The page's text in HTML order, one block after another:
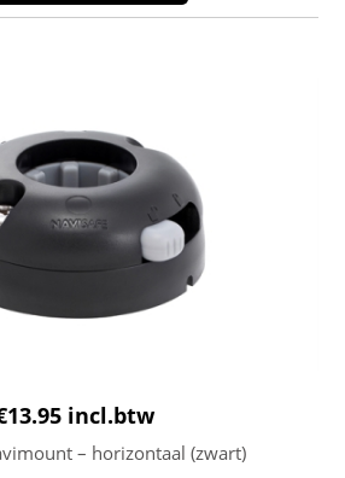
13.95 incl.btw
– horizontaal (zwart)